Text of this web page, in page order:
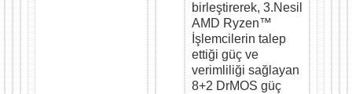
birleştirerek, 3.Nesil
AMD Ryzen™
İşlemcilerin talep
ettiği güç ve
verimliliği sağlayan
8+2 DrMOS güç